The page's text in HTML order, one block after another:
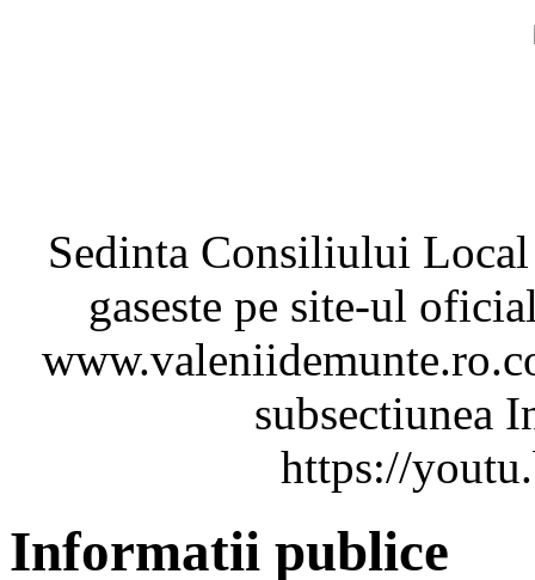
Sedinta Consiliului
gaseste pe site-ul
subsectiunea
https://
Informatii publice